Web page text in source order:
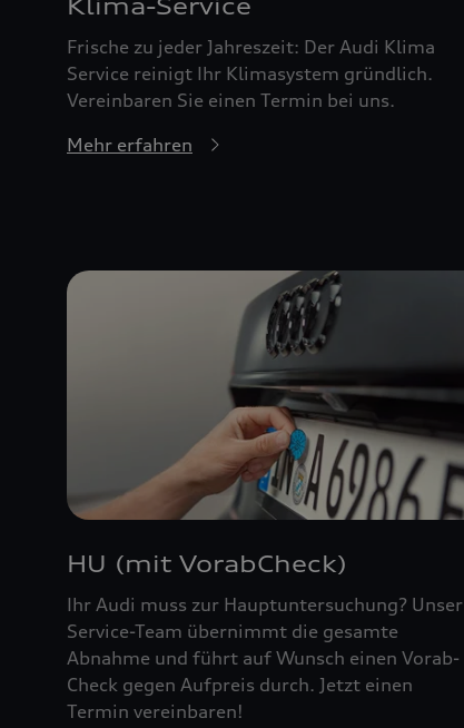
Klima-Service
Frische zu jeder Jahreszeit: Der Audi Klima
Service reinigt Ihr Klimasystem gründlich.
Vereinbaren Sie einen Termin bei uns.
Mehr erfahren
HU (mit VorabCheck)
Ihr Audi muss zur Hauptuntersuchung? Unser
Service-Team übernimmt die gesamte
Abnahme und führt auf Wunsch einen Vorab-
Check gegen Aufpreis durch. Jetzt einen
Termin vereinbaren!